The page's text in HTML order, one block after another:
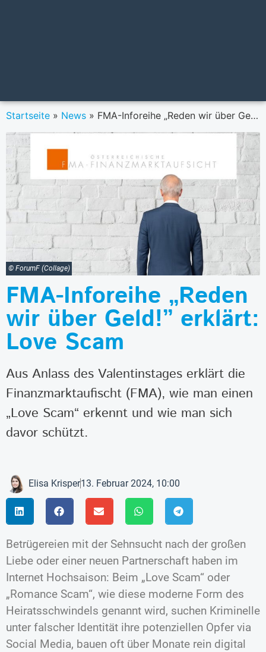
Startseite » News » FMA-Inforeihe „Reden wir über Geld!” erklärt: Love Scam
© ForumF (Collage)
FMA-Inforeihe „Reden
wir über Geld!” erklärt:
Love Scam
Aus Anlass des Valentinstages erklärt die
Finanzmarktaufischt (FMA), wie man einen
„Love Scam“ erkennt und wie man sich
davor schützt.
Elisa Krisper13. Februar 2024, 10:00
Betrügereien mit der Sehnsucht nach der großen
Liebe oder einer neuen Partnerschaft haben im
Internet Hochsaison: Beim „Love Scam“ oder
„Romance Scam“, wie diese moderne Form des
Heiratsschwindels genannt wird, suchen Kriminelle
unter falscher Identität ihre potenziellen Opfer via
Social Media, bauen oft über Monate rein digital